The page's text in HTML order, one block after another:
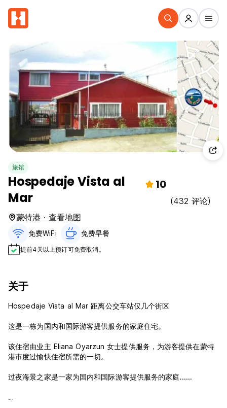
旅馆
Hospedaje Vista al
Mar
10
(432 评论)
蒙特港 · 查看地图
免费WiFi 免费早餐‎
提前4天以上预订可免费取消。
关于
Hospedaje Vista al Mar 距离公交车站仅几个街区
这是一栋为国内和国际游客提供服务的家庭住宅。
该住宿由业主 Eliana Oyarzun 女士提供服务，为游客提供在蒙特
港市度过愉快住宿所需的一切。
过夜海景之家是一家为国内和国际游客提供服务的家庭......